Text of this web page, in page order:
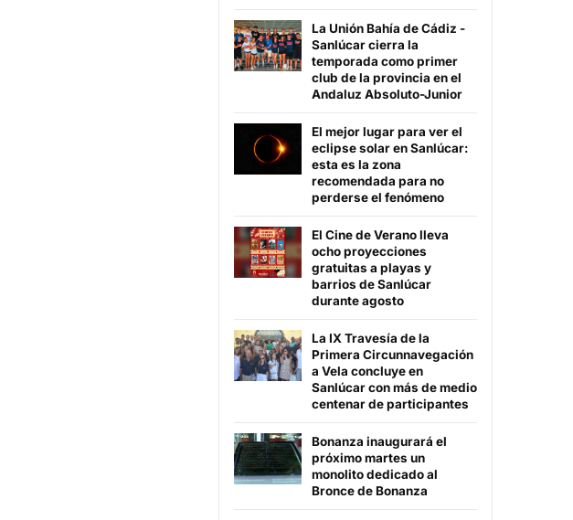
La Unión Bahía de Cádiz -
Sanlúcar cierra la
temporada como primer
club de la provincia en el
Andaluz Absoluto-Junior
El mejor lugar para ver el
eclipse solar en Sanlúcar:
esta es la zona
recomendada para no
perderse el fenómeno
El Cine de Verano lleva
ocho proyecciones
gratuitas a playas y
barrios de Sanlúcar
durante agosto
La IX Travesía de la
Primera Circunnavegación
a Vela concluye en
Sanlúcar con más de medio
centenar de participantes
Bonanza inaugurará el
próximo martes un
monolito dedicado al
Bronce de Bonanza